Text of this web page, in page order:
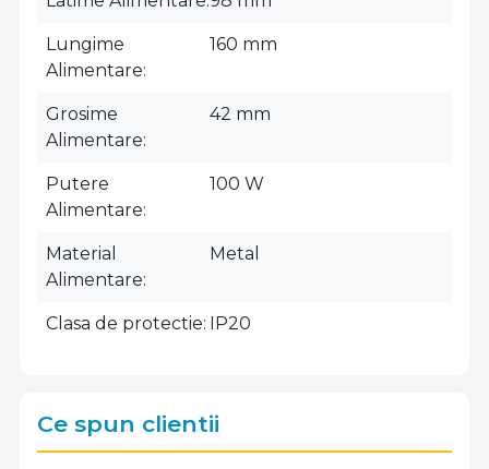
Lungime
Alimentare
160 mm
Grosime
Alimentare
42 mm
Putere
Alimentare
100 W
Material
Alimentare
Metal
Clasa de protectie IP20
Ce spun clientii